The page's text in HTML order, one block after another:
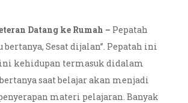
Datang ke Rumah – Pepatah
bertanya, Sesat dijalan”. Pepatah ini
kehidupan termasuk didalam
saat belajar akan menjadi
materi pelajaran. Banyak